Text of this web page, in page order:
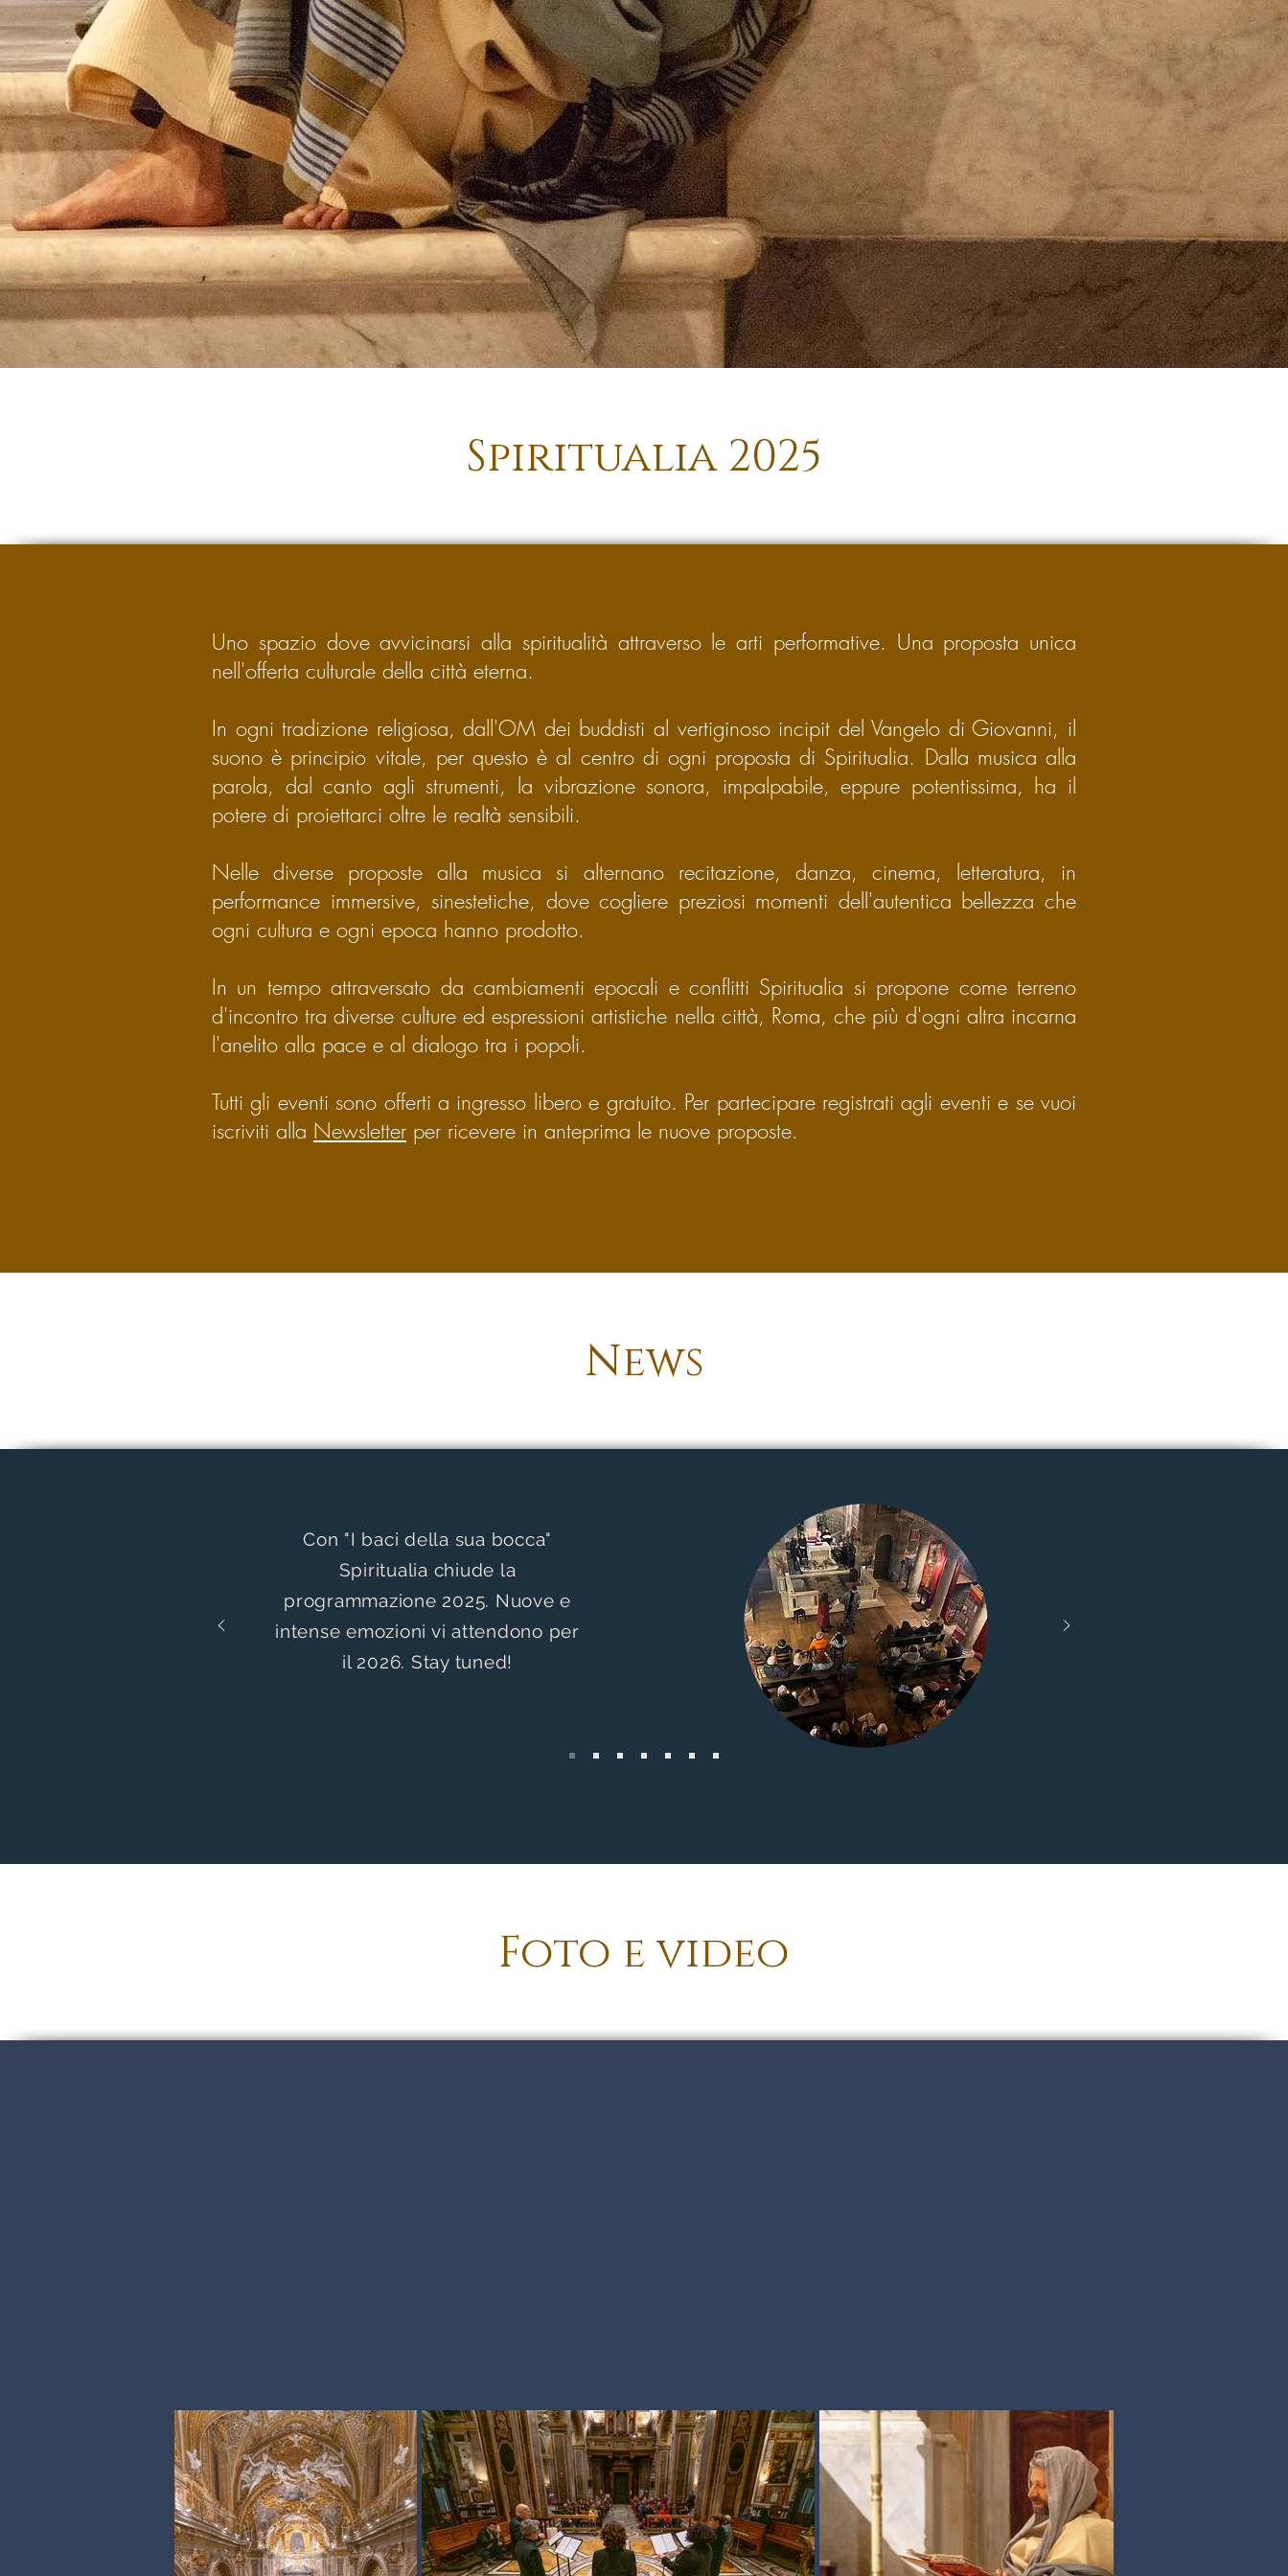
Spiritualia 2025
Uno spazio dove avvicinarsi alla spiritualità attraverso le arti performative. Una proposta unica
nell'offerta culturale della città eterna.
In ogni tradizione religiosa, dall'OM dei buddisti al vertiginoso incipit del Vangelo di Giovanni, il
suono è principio vitale, per questo è al centro di ogni proposta di Spiritualia. Dalla musica alla
parola, dal canto agli strumenti, la vibrazione sonora, impalpabile, eppure potentissima, ha il
potere di proiettarci oltre le realtà sensibili.
Nelle diverse proposte alla musica si alternano recitazione, danza, cinema, letteratura, in
performance immersive, sinestetiche, dovecogliere preziosi momenti dell'autentica bellezza che
ogni cultura e ogni epoca hanno prodotto.
In un tempo attraversato da cambiamenti epocali e conflitti Spiritualia si propone come terreno
d'incontro tra diverse culture ed espressioni artistiche nella città, Roma, che più d'ogni altra incarna
l'anelito alla pace e al dialogo tra i popoli.
Tutti gli eventi sono offerti a ingresso libero e gratuito. Per partecipare registrati agli eventi e se vuoi
iscriviti alla Newsletter per ricevere in anteprima le nuove proposte.
News
Con "I baci della sua bocca"
Spiritualia chiude la
programmazione 2025. Nuove e
intense emozioni vi attendono per
il 2026. Stay tuned!
Foto e video